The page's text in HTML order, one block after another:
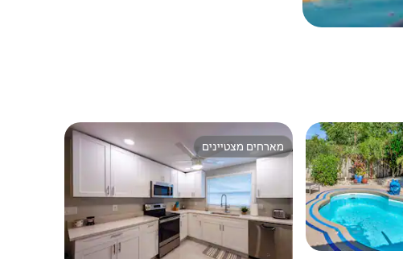
מארחים מצטיינים
מארחים מצטיינים